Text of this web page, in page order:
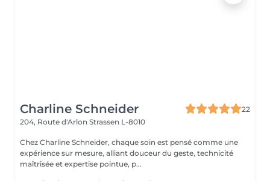
Charline Schneider
22
204, Route d'Arlon Strassen L-8010
Chez Charline Schneider, chaque soin est pensé comme une
expérience sur mesure, alliant douceur du geste, technicité
maîtrisée et expertise pointue, p...